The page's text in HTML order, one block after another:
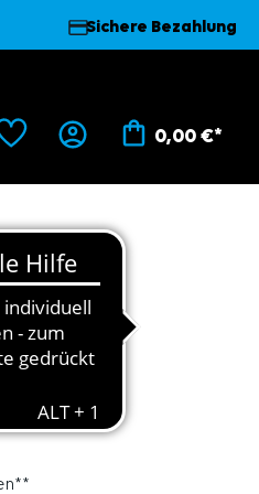
Sichere Bezahlung
0,00 €*